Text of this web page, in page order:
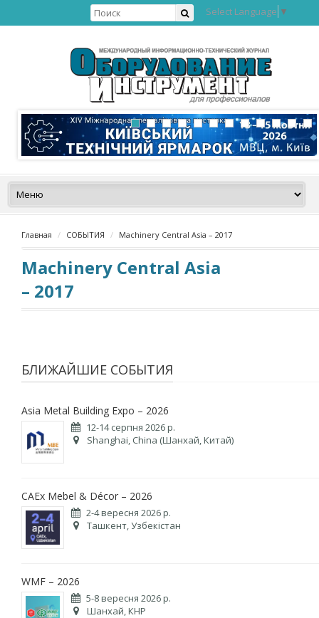
Select Language ▼
Главная СОБЫТИЯ Machinery Central Asia – 2017
Machinery Central Asia
– 2017
БЛИЖАЙШИЕ СОБЫТИЯ
Asia Metal Building Expo – 2026
12-14 серпня 2026 р.
Shanghai, China (Шанхай, Китай)
CAEx Mebel & Décor – 2026
2-4 вересня 2026 р.
Ташкент, Узбекістан
WMF – 2026
5-8 вересня 2026 р.
Шанхай, КНР